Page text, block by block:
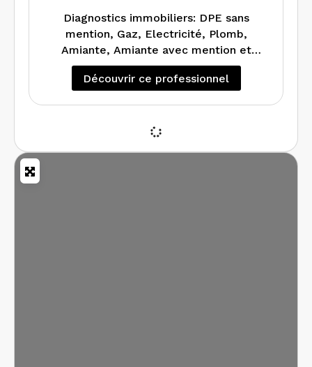
Diagnostics immobiliers: DPE sans
mention, Gaz, Electricité, Plomb,
Amiante, Amiante avec mention et
Audit Energétique
Découvrir ce professionnel